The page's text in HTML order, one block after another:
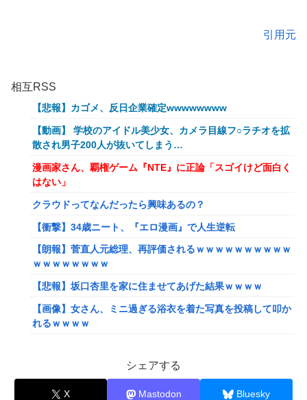
引用元
相互RSS
【悲報】カゴメ、反日企業確定wwwwwwww
【動画】 学校のアイドル美少女、カメラ目線フ○ラチオを拡
散され男子200人が抜いてしまう…
漫画家さん、覇権ゲーム『NTE』に正論「スゴイけど面白く
はない」
クラウドってなんだったら興味あるの？
【衝撃】34歳ニート、『エロ漫画』で人生逆転
【朗報】菅直人元総理、再評価されるｗｗｗｗｗｗｗｗｗｗ
ｗｗｗｗｗｗｗｗ
【悲報】坂口杏里を家に住ませてあげた結果ｗｗｗｗ
【画像】女さん、ミニ過ぎる浴衣を着た写真を投稿して叩か
れるｗｗｗｗ
ュースで見たわ」→結果wwwwwwww
【画像】20年前のAV、キチガイすぎるwwwwww
シェアする
X Mastodon Bluesky